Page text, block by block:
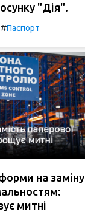
"Дія".
#Паспорт
на заміну
митні